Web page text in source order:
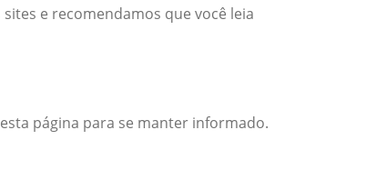
e recomendamos que você leia
página para se manter informado.